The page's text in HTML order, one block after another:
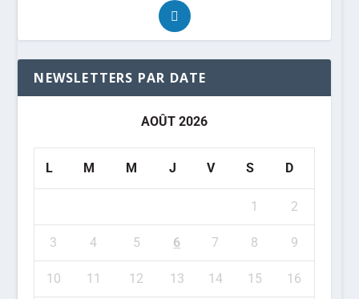
NEWSLETTERS PAR DATE
AOÛT 2026
L M M J V S D
1 2
3 4 5 6 7 8 9
10 11 12 13 14 15 16